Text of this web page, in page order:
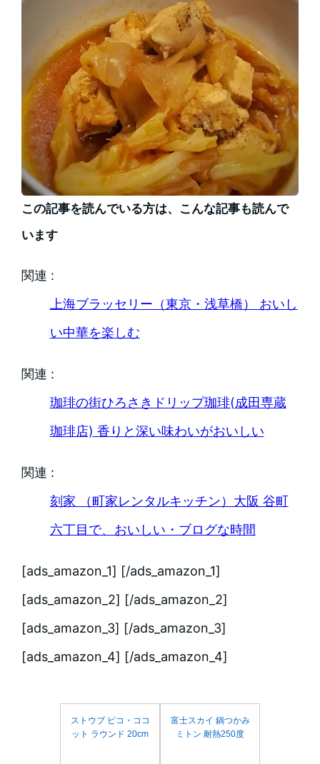
この記事を読んでいる方は、こんな記事も読んで
います
関連 :
上海ブラッセリー（東京・浅草橋） おいし
い中華を楽しむ
関連 :
珈琲の街ひろさきドリップ珈琲(成田専蔵
珈琲店) 香りと深い味わいがおいしい
関連 :
刻家 （町家レンタルキッチン）大阪 谷町
六丁目で、おいしい・ブログな時間
[ads_amazon_1] [/ads_amazon_1]
[ads_amazon_2] [/ads_amazon_2]
[ads_amazon_3] [/ads_amazon_3]
[ads_amazon_4] [/ads_amazon_4]
ストウブ ピコ・ココ
ット ラウンド 20cm
富士スカイ 鍋つかみ
ミトン 耐熱250度